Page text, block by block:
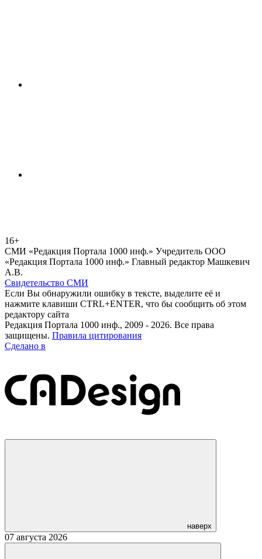
16+
СМИ «Редакция Портала 1000 инф.» Учредитель ООО
«Редакция Портала 1000 инф.» Главный редактор Машкевич
А.В.
Свидетельство СМИ
Если Вы обнаружили ошибку в тексте, выделите её и
нажмите клавиши CTRL+ENTER, что бы сообщить об этом
редактору сайта
Редакция Портала 1000 инф., 2009 - 2026. Все права
защищены. Правила цитирования
Сделано в
наверх
07 августа 2026